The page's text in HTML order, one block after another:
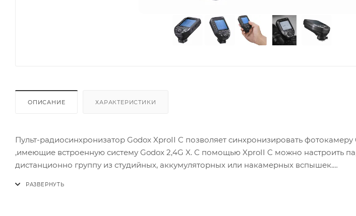
ОПИСАНИЕ ХАРАКТЕРИСТИКИ
Пульт-радиосинхронизатор Godox XproII C позволяет синхронизировать
,имеющие встроенную систему Godox 2,4G X. С помощью XproII C можно настроить
дистанционно группу из студийных, аккумуляторных или накамерных вспышек.